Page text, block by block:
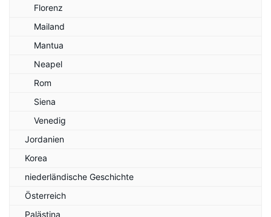
Florenz
Mailand
Mantua
Neapel
Rom
Siena
Venedig
Jordanien
Korea
niederländische Geschichte
Österreich
Palästina